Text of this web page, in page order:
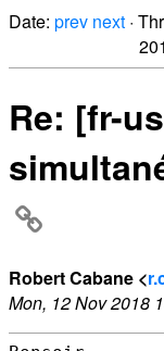
Date: prev next ·
Re: [fr-
Robert Cabane <
Mon, 12 Nov 2018